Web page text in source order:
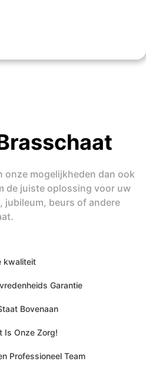
onze mogelijkheden dan ook
de juiste oplossing voor uw
beurs of andere
kwaliteit
Garantie
Bovenaan
Is Onze Zorg!
Professioneel Team